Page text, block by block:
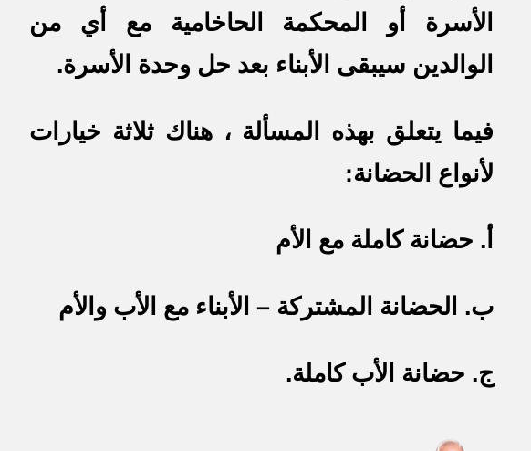
الأسرة أو المحكمة الحاخامية مع أي من
الوالدين سيبقى الأبناء بعد حل وحدة الأسرة.
فيما يتعلق بهذه المسألة ، هناك ثلاثة خيارات
لأنواع الحضانة:
أ. حضانة كاملة مع الأم
ب. الحضانة المشتركة – الأبناء مع الأب والأم
ج. حضانة الأب كاملة.